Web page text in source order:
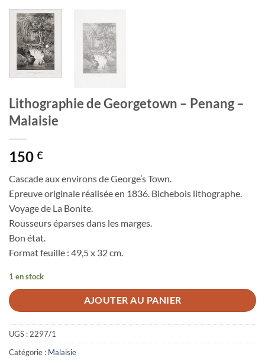
Lithographie de Georgetown – Penang –
Malaisie
150 €
Cascade aux environs de George’s Town.
Epreuve originale réalisée en 1836. Bichebois lithographe.
Voyage de La Bonite.
Rousseurs éparses dans les marges.
Bon état.
Format feuille : 49,5 x 32 cm.
1 en stock
AJOUTER AU PANIER
UGS : 2297/1
Catégorie : Malaisie